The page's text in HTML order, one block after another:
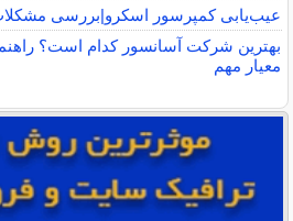
عیب‌یابی کمپرسور اسکرو|بررسی
معیار مهم